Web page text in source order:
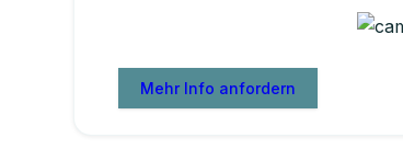
Mehr Info anfordern